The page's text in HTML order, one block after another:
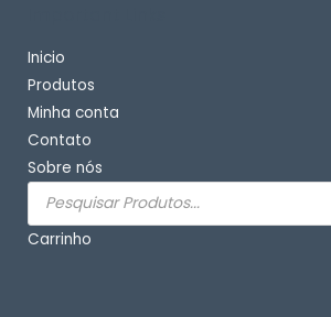
Inicio
Produtos
Minha conta
Contato
Sobre nós
Pesquisar
produtos
Carrinho